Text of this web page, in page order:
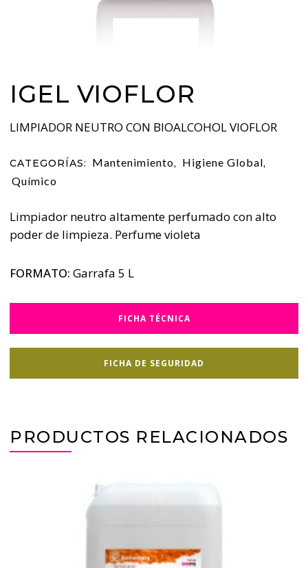
IGEL VIOFLOR
LIMPIADOR NEUTRO CON BIOALCOHOL VIOFLOR
CATEGORÍAS: Mantenimiento, Higiene Global,
Químico
Limpiador neutro altamente perfumado con alto
poder de limpieza. Perfume violeta
FORMATO: Garrafa 5 L
FICHA TÉCNICA
FICHA DE SEGURIDAD
PRODUCTOS RELACIONADOS